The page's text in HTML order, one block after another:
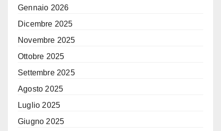
Gennaio 2026
Dicembre 2025
Novembre 2025
Ottobre 2025
Settembre 2025
Agosto 2025
Luglio 2025
Giugno 2025